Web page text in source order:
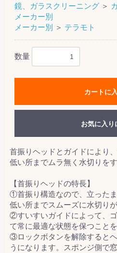
鏡、ガラスクリーニング ＞
メーカー別
メーカー別
＞ テラモト
数量
カートに
お気に入り
首振りヘッドとガイドにより
低い所までムラ無く水切りを
【首振りヘッドの特長】
①首振り構造なので、立った
低い所までスムーズに水切りが
②すいすいガイドによって、
て常に最適な状態を保つこと
③ロックボタンを解除すると
うになります。スポンジ側で